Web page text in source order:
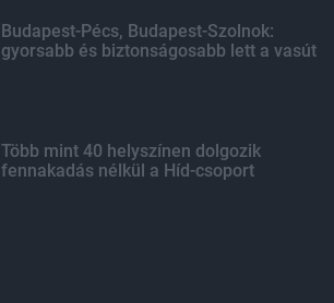
Budapest-Pécs, Budapest-Szolnok:
gyorsabb és biztonságosabb lett a vasút
Több mint 40 helyszínen dolgozik
fennakadás nélkül a Híd-csoport